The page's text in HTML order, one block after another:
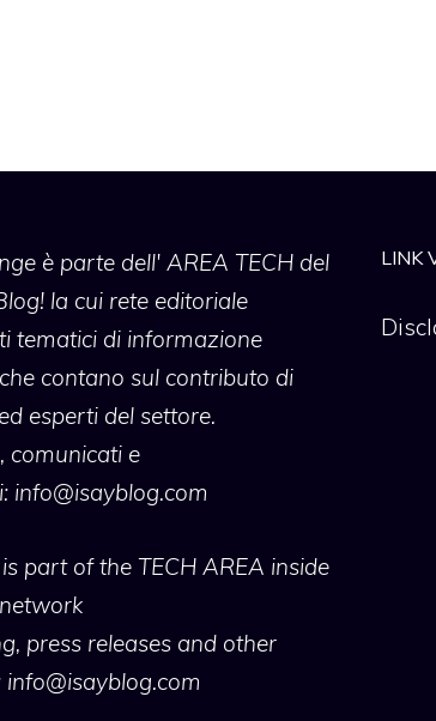
è parte dell' AREA TECH del
la cui rete editoriale
tematici di informazione
contano sul contributo di
esperti del settore.
comunicati e
info@isayblog.com
is part of the TECH AREA inside
press releases and other
info@isayblog.com
LINK